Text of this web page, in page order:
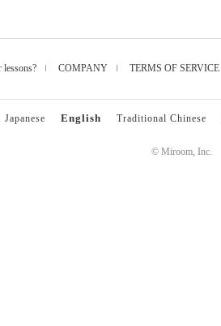
lessons? COMPANY TERMS OF SERVICE
Japanese English Traditional Chinese
© Miroom, Inc.